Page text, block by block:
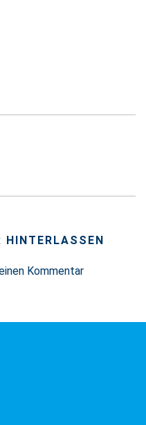
HINTERLASSEN
Kommentar